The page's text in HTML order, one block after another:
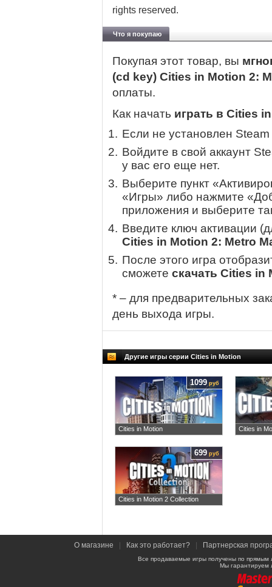
rights reserved.
Что я покупаю
Покупая этот товар, вы
(cd key) Cities in Motion 2:
оплаты.
Как начать играть в Cities
Если не установлен
Войдите в свой аккаунт
у вас его еще нет.
Выберите пункт
«Игры» либо нажмите
приложения и выберите
Введите ключ активации
Cities in Motion 2: Metro
После этого игра
сможете скачать Cities in
* – для предварительных
день выхода игры.
Другие игры серии Cities in Motion
Cities in Motion
1099 руб
Cities in
Cities in Motion 2 Collection
699 руб
О магазине Как это работает? Партнерская
Все продаваемые игры получены по
Мы гарантируем